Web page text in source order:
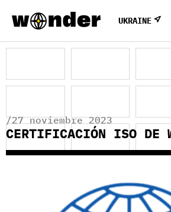
UKRAINE
/27 noviembre 2023
CERTIFICACIÓN ISO DE